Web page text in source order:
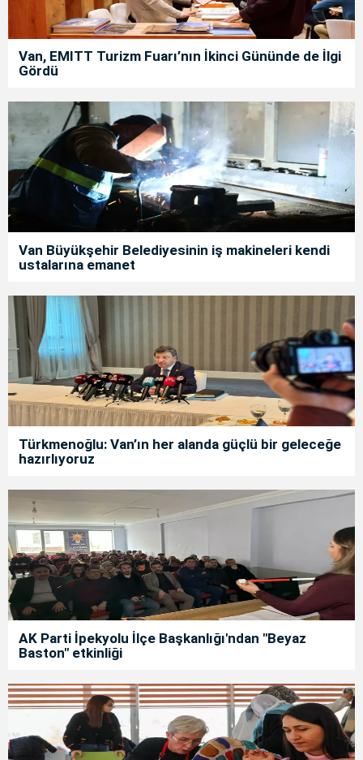
Van, EMITT Turizm Fuarı’nın İkinci Gününde de İlgi
Gördü
Van Büyükşehir Belediyesinin iş makineleri kendi
ustalarına emanet
Türkmenoğlu: Van’ın her alanda güçlü bir geleceğe
hazırlıyoruz
AK Parti İpekyolu İlçe Başkanlığı'ndan "Beyaz
Baston" etkinliği